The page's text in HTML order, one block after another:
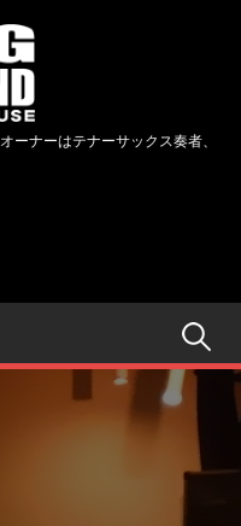
ーナーはテナーサックス奏者、
検
索: